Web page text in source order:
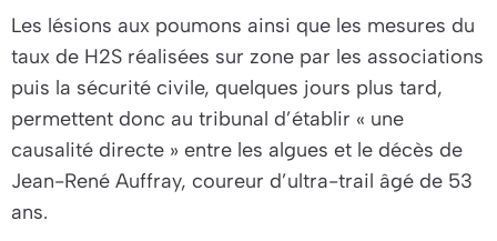
Les lésions aux poumons ainsi que les mesures du
taux de H2S réalisées sur zone par les associations
puis la sécurité civile, quelques jours plus tard,
permettent donc au tribunal d’établir « une
causalité directe» entre les algues et le décès de
Jean-René Auffray, coureur d’ultra-trail âgé de 53
ans.